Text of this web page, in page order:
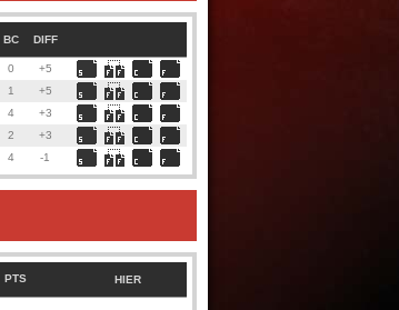
BC DIFF
0
+5
1
+5
4
+3
2
+3
4 -1
PTS HIER